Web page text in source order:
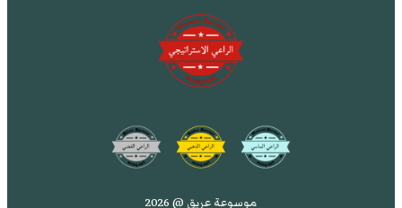
موسوعة عريق @ 2026